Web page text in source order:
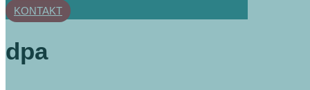
KONTAKT
dpa